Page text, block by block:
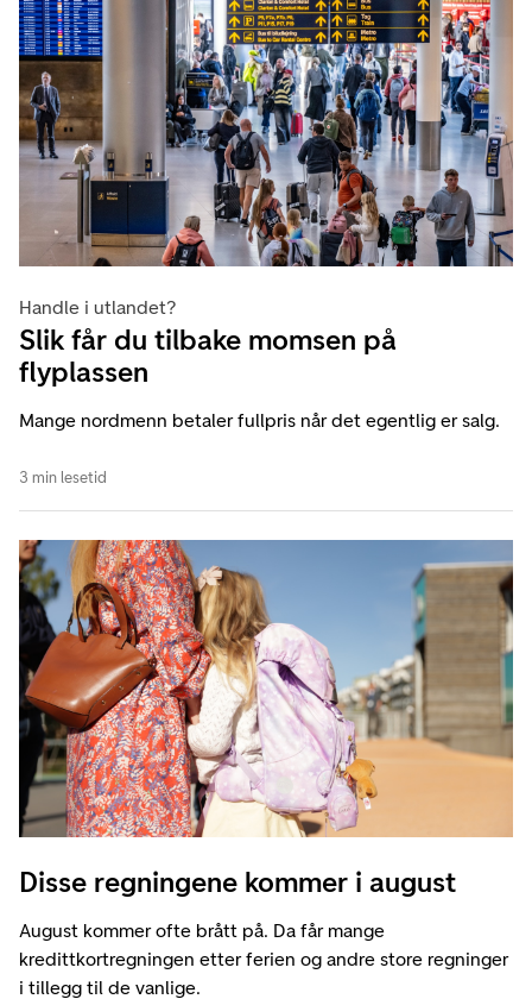
Handle i utlandet?
Slik får du tilbake momsen på
flyplassen
Mange nordmenn betaler fullpris når det egentlig er salg.
3 min lesetid
Disse regningene kommer i august
August kommer ofte brått på. Da får mange
kredittkortregningen etter ferien og andre store regninger
i tillegg til de vanlige.